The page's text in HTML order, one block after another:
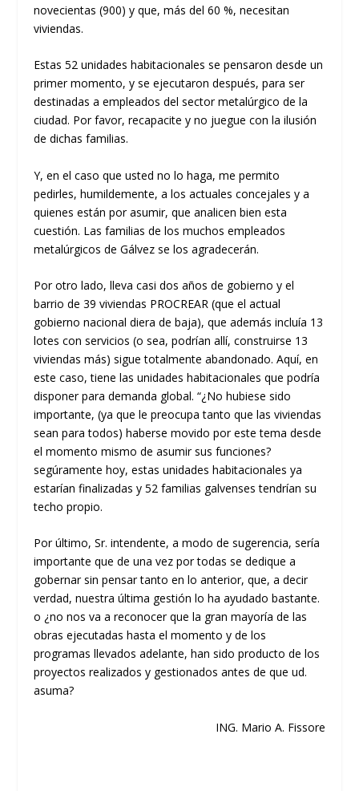
novecientas (900) y que, más del 60 %, necesitan
viviendas.
Estas 52 unidades habitacionales se pensaron desde un
primer momento, y se ejecutaron después, para ser
destinadas a empleados del sector metalúrgico de la
ciudad. Por favor, recapacite y no juegue con la ilusión
de dichas familias.
Y, en el caso que usted no lo haga, me permito
pedirles, humildemente, a los actuales concejales y a
quienes están por asumir, que analicen bien esta
cuestión. Las familias de los muchos empleados
metalúrgicos de Gálvez se los agradecerán.
Por otro lado, lleva casi dos años de gobierno y el
barrio de 39 viviendas PROCREAR (que el actual
gobierno nacional diera de baja), que además incluía 13
lotes con servicios (o sea, podrían allí, construirse 13
viviendas más) sigue totalmente abandonado. Aquí, en
este caso, tiene las unidades habitacionales que podría
disponer para demanda global. “¿No hubiese sido
importante, (ya que le preocupa tanto que las viviendas
sean para todos) haberse movido por este tema desde
el momento mismo de asumir sus funciones?
segúramente hoy, estas unidades habitacionales ya
estarían finalizadas y 52 familias galvenses tendrían su
techo propio.
Por último, Sr. intendente, a modo de sugerencia, sería
importante que de una vez por todas se dedique a
gobernar sin pensar tanto en lo anterior, que, a decir
verdad, nuestra última gestión lo ha ayudado bastante.
o ¿no nos va a reconocer que la gran mayoría de las
obras ejecutadas hasta el momento y de los
programas llevados adelante, han sido producto de los
proyectos realizados y gestionados antes de que ud.
asuma?
ING. Mario A. Fissore